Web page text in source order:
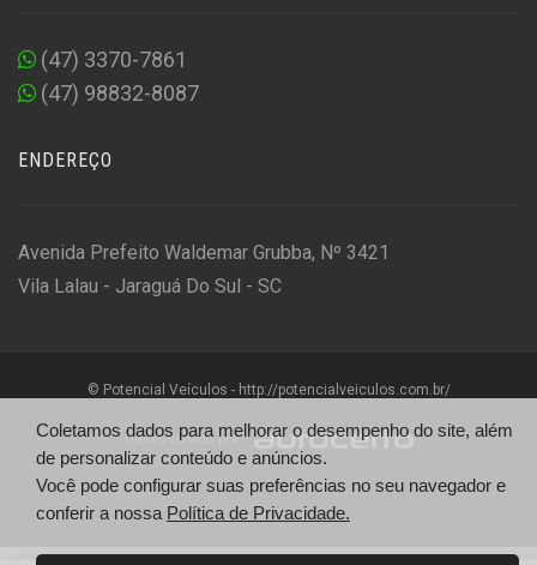
(47) 3370-7861
(47) 98832-8087
ENDEREÇO
Avenida Prefeito Waldemar Grubba, Nº 3421
Vila Lalau - Jaraguá Do Sul - SC
© Potencial Veículos - http://potencialveiculos.com.br/
Desenvolvido por
Coletamos dados para melhorar o desempenho do site, além
de personalizar conteúdo e anúncios.
Você pode configurar suas preferências no seu navegador e
conferir a nossa Política de Privacidade.